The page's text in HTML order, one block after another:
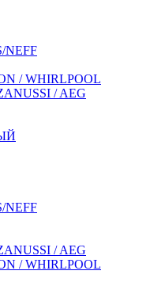
NEFF
/ WHIRLPOOL
/ AEG
NEFF
/ AEG
/ WHIRLPOOL